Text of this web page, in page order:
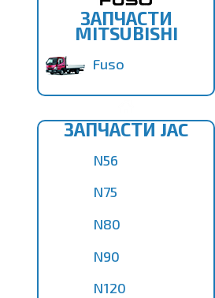
ЗАПЧАСТИ
MITSUBISHI
Fuso
ЗАПЧАСТИ JAC
N56
N75
N80
N90
N120